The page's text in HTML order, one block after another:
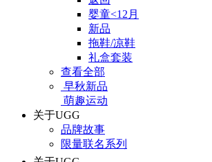
婴童<12月
新品
拖鞋/凉鞋
礼盒套装
查看全部
早秋新品
萌趣运动
关于UGG
品牌故事
限量联名系列